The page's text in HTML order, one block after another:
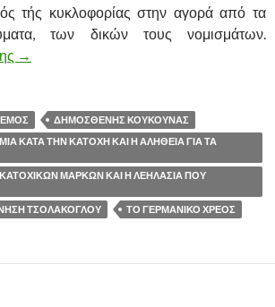
τής κυκλοφορίας στην αγορά από τα
των δικών τους νομισμάτων.
Η ΚΥΚΛΟΦΟΡΙΑ ΤΩΝ ΚΑΤΟΧΙΚΩΝ
→
ΔΗΜΟΣΘΕΝΗΣ ΚΟΥΚΟΥΝΑΣ
ΚΑΤΑ ΤΗΝ ΚΑΤΟΧΗ ΚΑΙ Η ΑΛΗΘΕΙΑ ΓΙΑ ΤΑ
ΜΑΡΚΩΝ ΚΑΙ Η ΛΕΗΛΑΣΙΑ ΠΟΥ
ΤΣΟΛΑΚΟΓΛΟΥ ΤΟ ΓΕΡΜΑΝΙΚΟ ΧΡΕΟΣ